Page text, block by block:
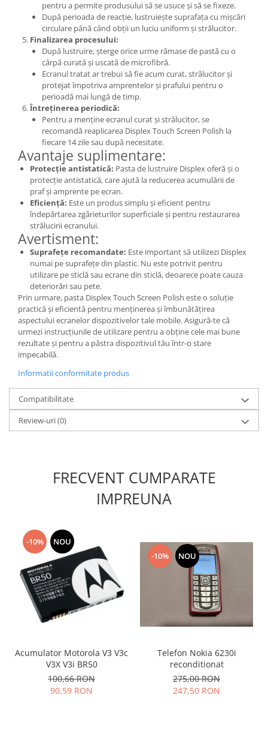
Motorola
Samsung
Sony
Vodafone
Xiaomi
ZTE
Mufa incarcare
Allview
Lenovo
Nokia
Samsung
Placi de baza
Placa de baza Allview
Alcatel
Apple
Asus
HTC
Huawei
LG
Nokia
Oppo
Rama mijloc telefon
Nokia
Samsung
Vodafone
Xiaomi
Touchscreen
ALCATEL
Blackberry
pentru a permite produsului să se usuce și să se fixeze.
După perioada de reacție, lustruiește suprafața cu mișcări
circulare până când obții un luciu uniform și strălucitor.
Finalizarea procesului:
După lustruire, șterge orice urme rămase de pastă cu o
cârpă curată și uscată de microfibră.
Ecranul tratat ar trebui să fie acum curat, strălucitor și
protejat împotriva amprentelor și prafului pentru o
perioadă mai lungă de timp.
Întreținerea periodică:
Pentru a menține ecranul curat și strălucitor, se
recomandă reaplicarea Displex Touch Screen Polish la
fiecare 14 zile sau după necesitate.
Avantaje suplimentare:
Protecție antistatică: Pasta de lustruire Displex oferă și o
protecție antistatică, care ajută la reducerea acumulării de
praf și amprente pe ecran.
Eficiență: Este un produs simplu și eficient pentru
îndepărtarea zgârieturilor superficiale și pentru restaurarea
strălucirii ecranului.
Avertisment:
Suprafețe recomandate: Este important să utilizezi Displex
numai pe suprafețe din plastic. Nu este potrivit pentru
utilizare pe sticlă sau ecrane din sticlă, deoarece poate cauza
deteriorări sau pete.
Prin urmare, pasta Displex Touch Screen Polish este o soluție
practică și eficientă pentru menținerea și îmbunătățirea
aspectului ecranelor dispozitivelor tale mobile. Asigură-te că
urmezi instrucțiunile de utilizare pentru a obține cele mai bune
rezultate și pentru a păstra dispozitivul tău într-o stare
impecabilă.
Informatii conformitate produs
Compatibilitate
Review-uri(0)
FRECVENT CUMPARATE
IMPREUNA
-10% NOU
Acumulator Motorola V3 V3c
V3X V3i BR50
100,66 RON
90,59 RON
-10% NOU
Telefon Nokia 6230i
reconditionat
275,00 RON
247,50 RON